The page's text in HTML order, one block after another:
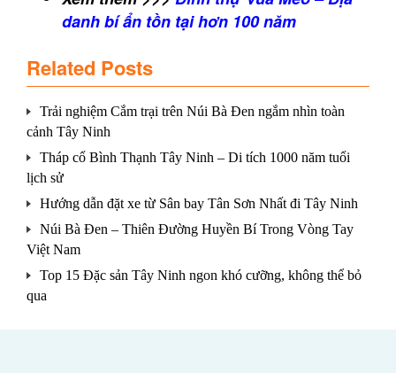
danh bí ẩn tồn tại hơn 100 năm
Related Posts
Trải nghiệm Cắm trại trên Núi Bà Đen ngắm nhìn toàn
cảnh Tây Ninh
Tháp cổ Bình Thạnh Tây Ninh – Di tích 1000 năm tuổi
lịch sử
Hướng dẫn đặt xe từ Sân bay Tân Sơn Nhất đi Tây Ninh
Núi Bà Đen – Thiên Đường Huyền Bí Trong Vòng Tay
Việt Nam
Top 15 Đặc sản Tây Ninh ngon khó cưỡng, không thể bỏ
qua